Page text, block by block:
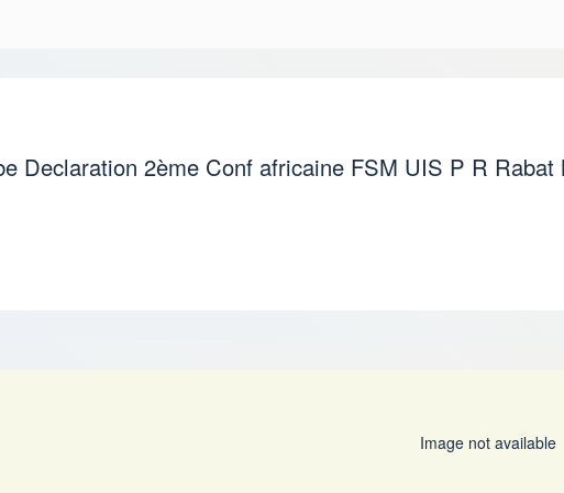
Declaration 2ème Conf africaine FSM UIS P R
Image not available